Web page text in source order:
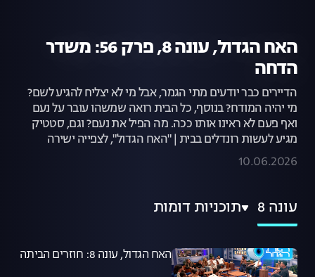
האח הגדול, עונה 8, פרק 56: משדר
הדחה
הדיירים כבר יודעים מתי הגמר, אבל מי לא יצליח להגיע לשם?
מי יהיה המודח? בנוסף, כל הבית רואה שמשהו עובר על נעם
ואף פעם לא ראינו אותו ככה. מה הפיל את נעם? וגם, סטטיק
מגיע לעשות רונדלים בבית | "האח הגדול", לצפייה ישירה
10.06.2026
עונה 8 תוכניות דומות
האח הגדול, עונה 8: חוזרים הביתה